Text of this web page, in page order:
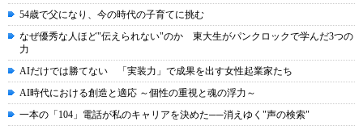
54歳で父になり、今の時代の子育てに挑む
なぜ優秀な人ほど"伝えられない"のか 東大生がパンクロックで学んだ3つの
力
AIだけでは勝てない 「実装力」で成果を出す女性起業家たち
AI時代における創造と適応 ～個性の重視と魂の浮力～
一本の「104」電話が私のキャリアを決めた──消えゆく"声の検索"